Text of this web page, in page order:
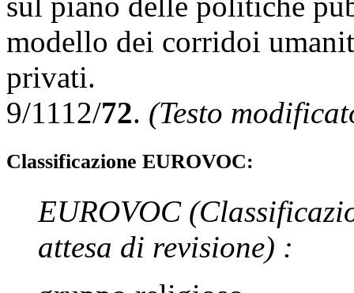
modello dei corridoi
privati.
9/1112/72. (Testo
Classificazione EUROVOC:
EUROVOC
attesa di revisione) :